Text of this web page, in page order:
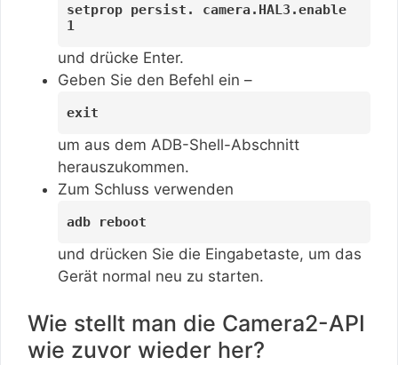
setprop persist. camera.HAL3.enable
1
und drücke Enter.
Geben Sie den Befehl ein –
exit
um aus dem ADB-Shell-Abschnitt
herauszukommen.
Zum Schluss verwenden
adb reboot
und drücken Sie die Eingabetaste, um das
Gerät normal neu zu starten.
Wie stellt man die Camera2-API
wie zuvor wieder her?